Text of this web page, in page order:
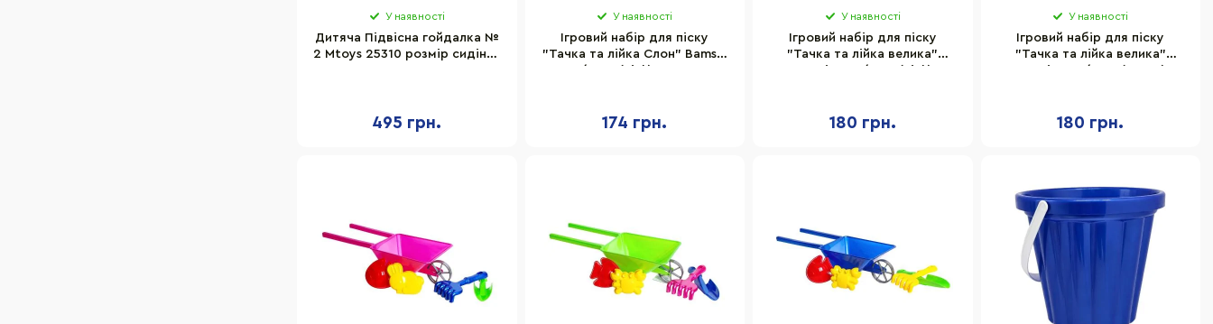
У наявності
Дитяча Підвісна гойдалка №
2 Mtoys 25310 розмір сидіння
495 грн.
У наявності
Ігровий набір для піску
"Тачка та лійка Слон" Bamsic
174 грн.
У наявності
Ігровий набір для піску
"Тачка та лійка велика"
180 грн.
У наявності
Ігровий набір для піску
"Тачка та лійка велика"
180 грн.